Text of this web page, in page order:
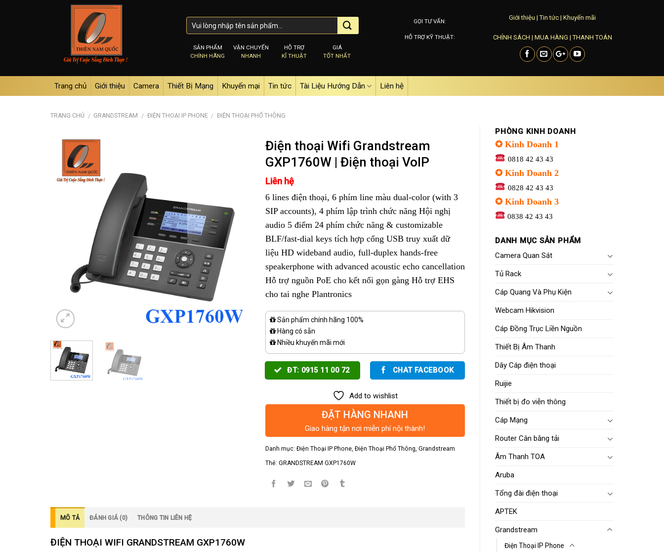
SẢN PHẨM
CHÍNH HÃNG
VẬN CHUYỂN
NHANH
HỖ TRỢ
KĨ THUẬT
GIÁ
TỐT NHẤT
GỌI TƯ VẤN:
HỖ TRỢ KỸ THUẬT:
Giới thiệu |Tin tức | Khuyến mãi
CHÍNH SÁCH | MUA HÀNG |THANH TOÁN
Trang chủ Giới thiệu Camera Thiết Bị Mạng Khuyến mại Tin tức Tài Liệu Hướng Dẫn Liên hệ
TRANG CHỦ / GRANDSTREAM / ĐIỆN THOẠI IP PHONE / ĐIỆN THOẠI PHỔ THÔNG
PHÒNG KINH DOANH
✪ Kinh Doanh 1
0818 42 43 43
✪ Kinh Doanh 2
0828 42 43 43
✪ Kinh Doanh 3
0838 42 43 43
DANH MỤC SẢN PHẨM
Camera Quan Sát
Tủ Rack
Cáp Quang Và Phụ Kiện
Webcam Hikvision
Cáp Đồng Trục Liền Nguồn
Thiết Bị Âm Thanh
Dây Cáp điện thoại
Ruijie
Thiết bị đo viễn thông
Cáp Mạng
Router Cân bằng tải
Âm Thanh TOA
Aruba
Tổng đài điện thoại
APTEK
Grandstream
Điện Thoại IP Phone
Điện thoại Wifi Grandstream
GXP1760W | Điện thoại VoIP
Liên hệ
6 lines điện thoại, 6 phím line màu dual-color (with 3
SIP accounts), 4 phím lập trình chức năng Hội nghị
audio 5 điểm 24 phím chức năng & customizable
BLF/fast-dial keys tích hợp cổng USB truy xuất dữ
liệu HD wideband audio, full-duplex hands-free
speakerphone with advanced acoustic echo cancellation
Hỗ trợ nguồn PoE cho kết nối gọn gàng Hỗ trợ EHS
cho tai nghe Plantronics
Sản phẩm chính hãng 100%
Hàng có sẵn
Nhiều khuyến mãi mới
ĐT: 0915 11 00 72 CHAT FACEBOOK
Add to wishlist
ĐẶT HÀNG NHANH
Giao hàng tận nơi miễn phí nội thành!
Danh mục: Điện Thoại IP Phone, Điện Thoại Phổ Thông Grandstream
Thẻ: GRANDSTREAM GXP1760W
MÔ TẢ ĐÁNH GIÁ (0) THÔNG TIN LIÊN HỆ
ĐIỆN THOẠI WIFI GRANDSTREAM GXP1760W